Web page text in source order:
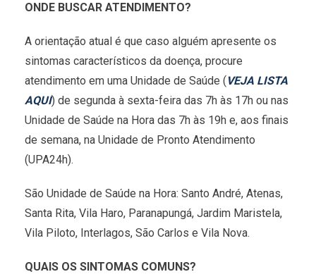
ONDE BUSCAR ATENDIMENTO?
A orientação atual é que caso alguém apresente os
sintomas característicos da doença, procure
atendimento em uma Unidade de Saúde ( VEJA LISTA
AQUI) de segunda à sexta-feira das 7h às 17h ou nas
Unidade de Saúde na Hora das 7h às 19h e, aos finais
de semana, na Unidade de Pronto Atendimento
(UPA24h).
São Unidade de Saúde na Hora: Santo André, Atenas,
Santa Rita, Vila Haro, Paranapungá, Jardim Maristela,
Vila Piloto, Interlagos, São Carlos e Vila Nova.
QUAIS OS SINTOMAS COMUNS?